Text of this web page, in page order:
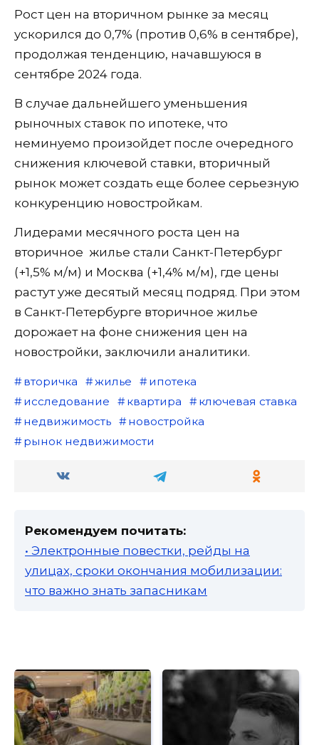
Рост цен на вторичном рынке за месяц
ускорился до 0,7% (против 0,6% в сентябре),
продолжая тенденцию, начавшуюся в
сентябре 2024 года.
В случае дальнейшего уменьшения
рыночных ставок по ипотеке, что
неминуемо произойдет после очередного
снижения ключевой ставки, вторичный
рынок может создать еще более серьезную
конкуренцию новостройкам.
Лидерами месячного роста цен на
вторичное жилье стали Санкт-Петербург
(+1,5% м/м) и Москва (+1,4% м/м), где цены
растут уже десятый месяц подряд. При этом
в Санкт-Петербурге вторичное жилье
дорожает на фоне снижения цен на
новостройки, заключили аналитики.
вторичка жилье
ипотека
исследование
квартира
ключевая ставка
недвижимость
новостройка
рынок недвижимости
Рекомендуем почитать:
• Электронные повестки, рейды на
улицах, сроки окончания мобилизации:
что важно знать запасникам